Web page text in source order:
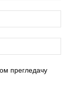
прегледачу